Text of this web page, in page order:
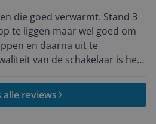
die goed verwarmt. Stand 3
te liggen maar wel goed om
en daarna uit te
van de schakelaar is heel
de schakelaar niet meer
zonder probleem sturen ze
een nieuwe schakelaar.
alle reviews